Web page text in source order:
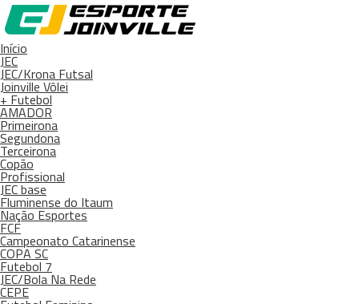
Início
JEC
JEC/Krona Futsal
Joinville Vôlei
+ Futebol
AMADOR
Primeirona
Segundona
Terceirona
Copão
Profissional
JEC base
Fluminense do Itaum
Nação Esportes
FCF
Campeonato Catarinense
COPA SC
Futebol 7
JEC/Bola Na Rede
CEPE